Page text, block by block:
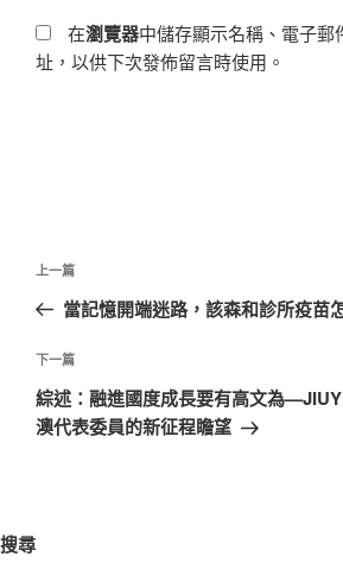
在瀏覽器中儲存顯示名稱、電子郵
址，以供下次發佈留言時使用。
文
導
覽
上
一
文
章
上一篇
當記憶開端迷路，該森和診所疫苗
下
一
篇
下一篇
綜述：融進國度成長要有高文為
澳代表委員的新征程瞻望
搜尋